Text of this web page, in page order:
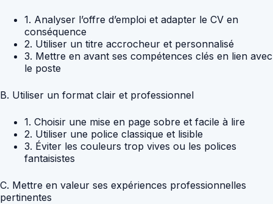
1. Analyser l’offre d’emploi et adapter le CV en
conséquence
2. Utiliser un titre accrocheur et personnalisé
3. Mettre en avant ses compétences clés en lien avec
le poste
B. Utiliser un format clair et professionnel
1. Choisir une mise en page sobre et facile à lire
2. Utiliser une police classique et lisible
3. Éviter les couleurs trop vives ou les polices
fantaisistes
C. Mettre en valeur ses expériences professionnelles
pertinentes